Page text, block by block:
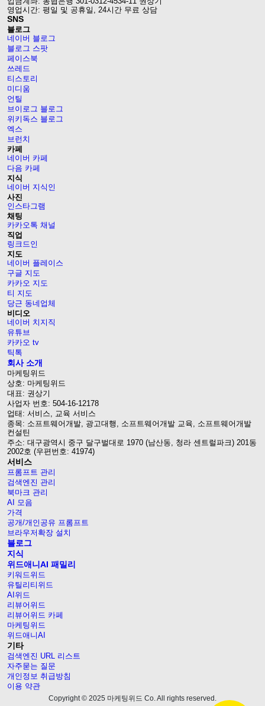
영업시간: 평일 및 공휴일, 24시간 무료 상담
SNS
블로그
네이버 블로그
블로그 스팟
페이스북
쓰레드
티스토리
미디움
언틸
브이로그 블로그
위키독스 블로그
엑스
브런치
카페
네이버 카페
다음 카페
지식
네이버 지식인
사진
인스타그램
채팅
카카오톡 채널
직업
링크드인
지도
네이버 플레이스
구글 지도
카카오 지도
티 지도
당근 동네업체
비디오
네이버 치지직
유튜브
카카오 tv
틱톡
회사 소개
마케팅위드
상호: 마케팅위드
대표: 권상기
사업자 번호: 504-16-12178
업태: 서비스, 교육 서비스
종목: 소프트웨어개발, 광고대행, 소프트웨어개발 교육, 소프트웨어개발
컨설틴
주소: 대구광역시 중구 달구벌대로 1970 (남산동, 청라 센트럴파크) 201동
2002호 (우편번호: 41974)
서비스
프롬프트 관리
검색엔진 관리
북마크 관리
AI 모음
가격
공개/개인공유 프롬프트
브라우저확장 설치
블로그
지식
위드애니AI 패밀리
키워드위드
유틸리티위드
AI위드
리뷰어위드
리뷰어위드 카페
마케팅위드
위드애니AI
기타
검색엔진 URL 리스트
자주묻는 질문
개인정보 취급방침
이용 약관
Copyright © 2025 마케팅위드 Co. All rights reserved.